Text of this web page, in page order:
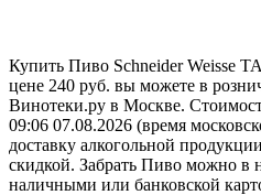
Купить Пиво Schneider Weisse
цене 240 руб. вы можете в
Винотеки.ру в Москве.
09:06 07.08.2026 (время
доставку алкогольной
скидкой. Забрать Пиво можно в
наличными или банковской